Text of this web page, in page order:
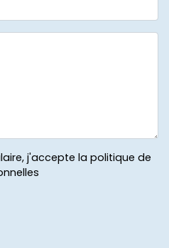
j'accepte la politique de